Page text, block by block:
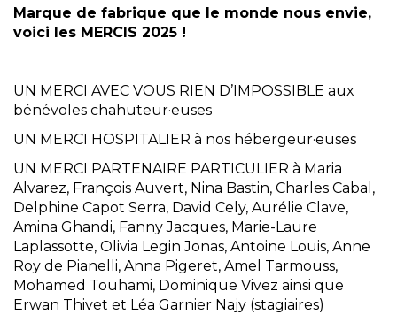
Marque de fabrique que le monde nous envie,
voici les MERCIS 2025 !
UN MERCI AVEC VOUS RIEN D’IMPOSSIBLE aux
bénévoles chahuteur·euses
UN MERCI HOSPITALIER à nos hébergeur·euses
UN MERCI PARTENAIRE PARTICULIER à Maria
Alvarez, François Auvert, Nina Bastin, Charles Cabal,
Delphine Capot Serra, David Cely, Aurélie Clave,
Amina Ghandi, Fanny Jacques, Marie-Laure
Laplassotte, Olivia Legin Jonas, Antoine Louis, Anne
Roy de Pianelli, Anna Pigeret, Amel Tarmouss,
Mohamed Touhami, Dominique Vivez ainsi que
Erwan Thivet et Léa Garnier Najy (stagiaires)